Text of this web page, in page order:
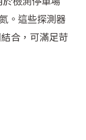
。這些探測器
合，可滿足苛